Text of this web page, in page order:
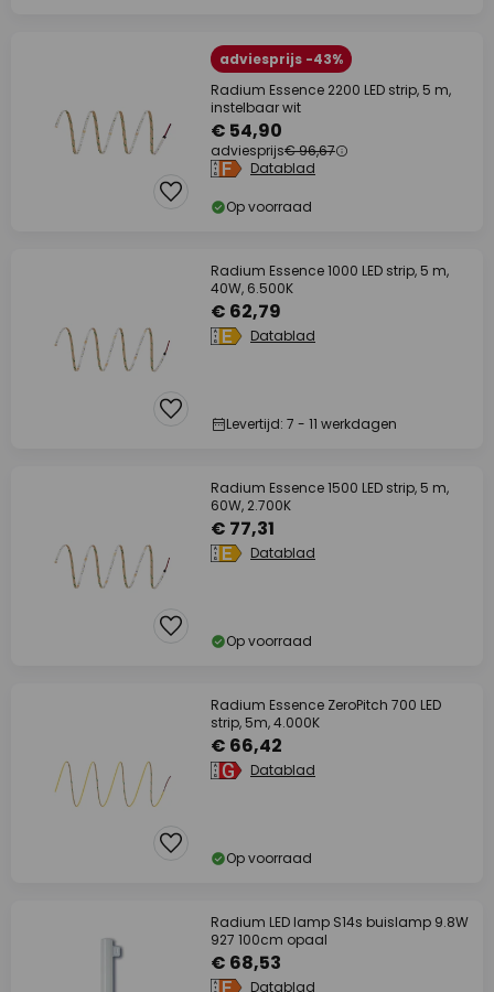
adviesprijs -43%
Radium Essence 2200 LED strip, 5 m,
instelbaar wit
€ 54,90
adviesprijs€ 96,67
Datablad
Op voorraad
Radium Essence 1000 LED strip, 5 m,
40W, 6.500K
€ 62,79
Datablad
Levertijd: 7 - 11 werkdagen
Radium Essence 1500 LED strip, 5 m,
60W, 2.700K
€ 77,31
Datablad
Op voorraad
Radium Essence ZeroPitch 700 LED
strip, 5m, 4.000K
€ 66,42
Datablad
Op voorraad
Radium LED lamp S14s buislamp 9.8W
927 100cm opaal
€ 68,53
Datablad